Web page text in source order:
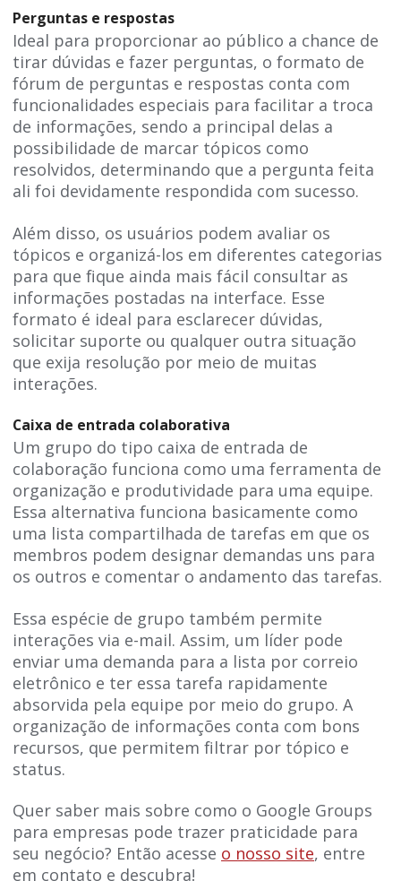
Perguntas e respostas
Ideal para proporcionar ao público a chance de
tirar dúvidas e fazer perguntas, o formato de
fórum de perguntas e respostas conta com
funcionalidades especiais para facilitar a troca
de informações, sendo a principal delas a
possibilidade de marcar tópicos como
resolvidos, determinando que a pergunta feita
ali foi devidamente respondida com sucesso.
Além disso, os usuários podem avaliar os
tópicos e organizá-los em diferentes categorias
para que fique ainda mais fácil consultar as
informações postadas na interface. Esse
formato é ideal para esclarecer dúvidas,
solicitar suporte ou qualquer outra situação
que exija resolução por meio de muitas
interações.
Caixa de entrada colaborativa
Um grupo do tipo caixa de entrada de
colaboração funciona como uma ferramenta de
organização e produtividade para uma equipe.
Essa alternativa funciona basicamente como
uma lista compartilhada de tarefas em que os
membros podem designar demandas uns para
os outros e comentar o andamento das tarefas.
Essa espécie de grupo também permite
interações via e-mail. Assim, um líder pode
enviar uma demanda para a lista por correio
eletrônico e ter essa tarefa rapidamente
absorvida pela equipe por meio do grupo. A
organização de informações conta com bons
recursos, que permitem filtrar por tópico e
status.
Quer saber mais sobre como o Google Groups
para empresas pode trazer praticidade para
seu negócio? Então acesse o nosso site, entre
em contato e descubra!